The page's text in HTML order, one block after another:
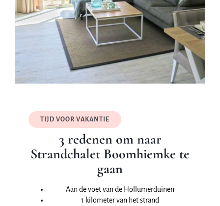
TIJD VOOR VAKANTIE
3 redenen om naar
Strandchalet Boomhiemke te
gaan
Aan de voet van de Hollumerduinen
1 kilometer van het strand